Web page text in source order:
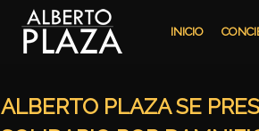
INICIO
ALBERTO PLAZA SE